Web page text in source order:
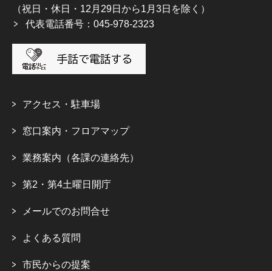
（祝日・休日・12月29日から1月3日を除く）
代表電話番号：045-978-2323
アクセス・駐車場
窓口案内・フロアマップ
業務案内（各課の連絡先）
第2・第4土曜日開庁
メールでのお問合せ
よくある質問
市民からの提案